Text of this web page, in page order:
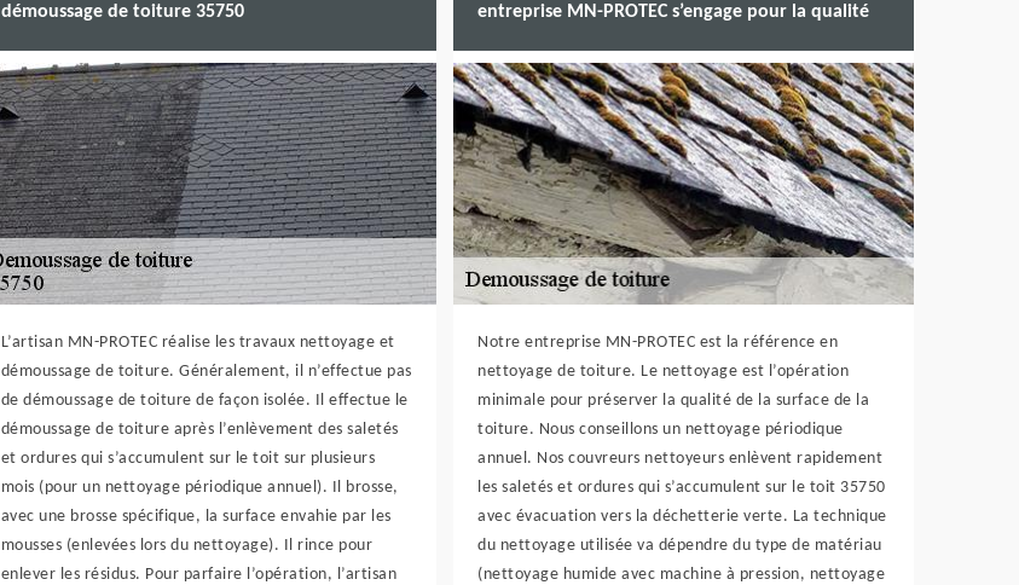
démoussage de toiture 35750
L’artisan MN-PROTEC réalise les travaux nettoyage et
démoussage de toiture. Généralement, il n’effectue pas
de démoussage de toiture de façon isolée. Il effectue le
démoussage de toiture après l’enlèvement des saletés
et ordures qui s’accumulent sur le toit sur plusieurs
mois (pour un nettoyage périodique annuel). Il brosse,
avec une brosse spécifique, la surface envahie par les
mousses (enlevées lors du nettoyage). Il rince pour
enlever les résidus. Pour parfaire l’opération, l’artisan
entreprise MN-PROTEC s’engage pour la qualité
Notre entreprise MN-PROTEC est la référence en
nettoyage de toiture. Le nettoyage est l’opération
minimale pour préserver la qualité de la surface de la
toiture. Nous conseillons un nettoyage périodique
annuel. Nos couvreurs nettoyeurs enlèvent rapidement
les saletés et ordures qui s’accumulent sur le toit 35750
avec évacuation vers la déchetterie verte. La technique
du nettoyage utilisée va dépendre du type de matériau
(nettoyage humide avec machine à pression, nettoyage